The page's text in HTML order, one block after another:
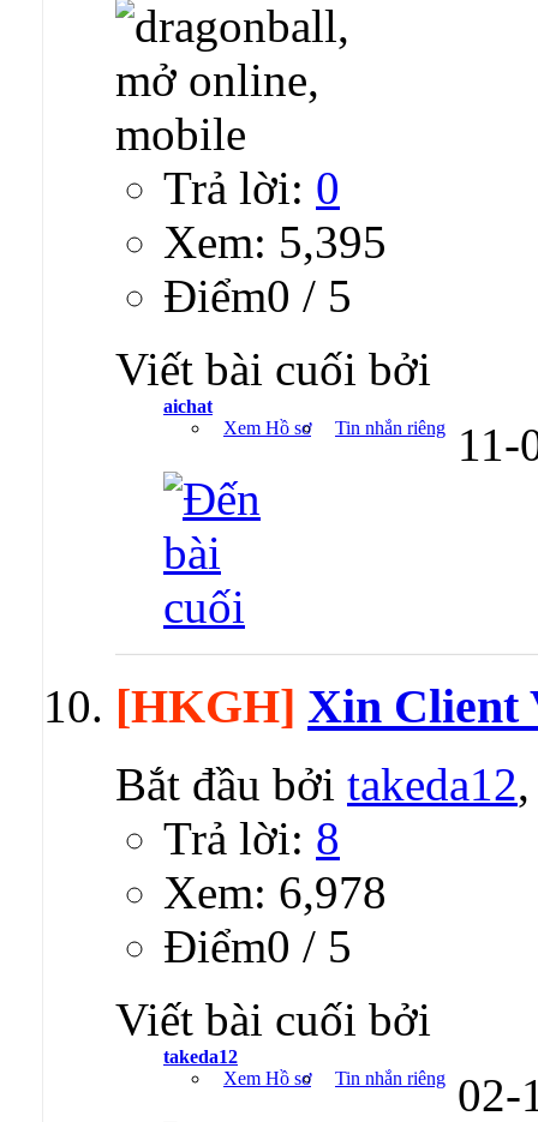
Trả lời: 0
Xem: 5,395
Ðiểm0 / 5
Viết bài cuối bởi
aichat
Xem Hồ sơ
Tin nhắn riêng 11-
[HKGH] Xin Client
Bắt đầu bởi takeda12
Trả lời: 8
Xem: 6,978
Ðiểm0 / 5
Viết bài cuối bởi
takeda12
Xem Hồ sơ
Tin nhắn riêng 02-